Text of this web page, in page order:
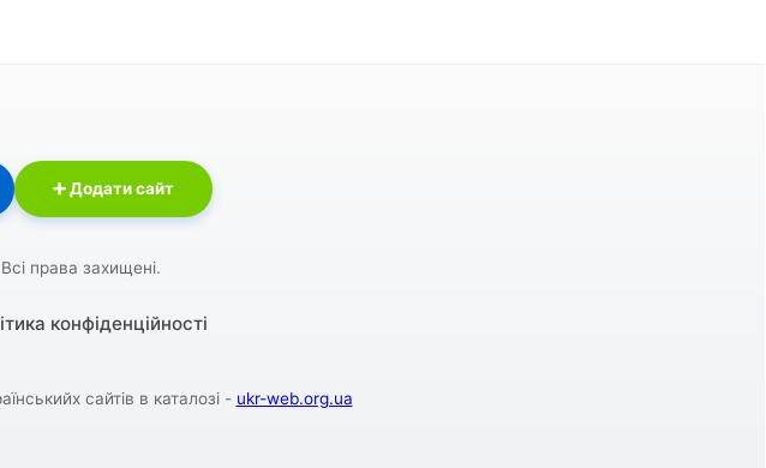
➕ Додати сайт
права захищені.
конфіденційності
сайтів в каталозі - ukr-web.org.ua